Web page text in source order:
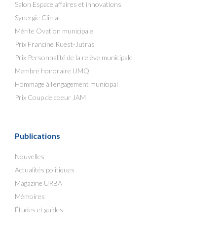
Salon Espace affaires et innovations
Synergie Climat
Mérite Ovation municipale
Prix Francine Ruest-Jutras
Prix Personnalité de la relève municipale
Membre honoraire UMQ
Hommage à l’engagement municipal
Prix Coup de coeur JAM
Publications
Nouvelles
Actualités politiques
Magazine URBA
Mémoires
Études et guides